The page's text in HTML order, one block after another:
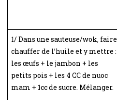
1/ Dans une sauteuse/wok, faire
chauffer de l’huile et y mettre :
les œufs + le jambon + les
petits pois + les 4 CC de nuoc
mam + 1cc de sucre. Mélanger.